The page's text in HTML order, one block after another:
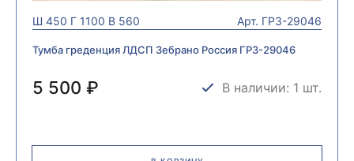
Ш 450 Г 1100 В 560 Арт. ГРЗ-29046
Тумба греденция ЛДСП Зебрано Россия ГРЗ-29046
5 500 ₽ В наличии: 1 шт.